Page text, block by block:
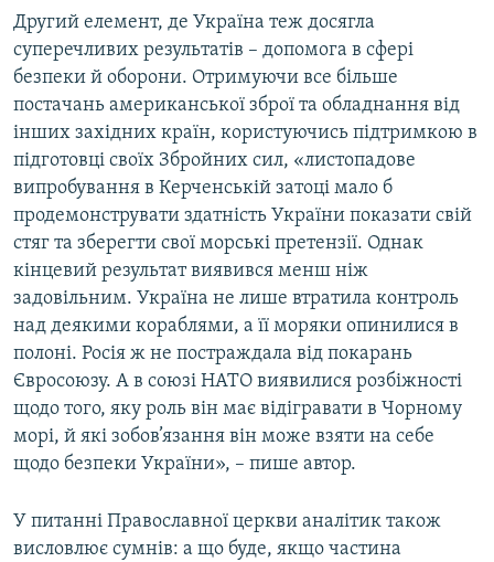
Другий елемент, де Україна теж досягла
суперечливих результатів – допомога в сфері
безпеки й оборони. Отримуючи все більше
постачань американської зброї та обладнання від
інших західних країн, користуючись підтримкою в
підготовці своїх Збройних сил, «листопадове
випробування в Керченській затоці мало б
продемонструвати здатність України показати свій
стяг та зберегти свої морські претензії. Однак
кінцевий результат виявився менш ніж
задовільним. Україна не лише втратила контроль
над деякими кораблями, а її моряки опинилися в
полоні. Росія ж не постраждала від покарань
Євросоюзу. А в союзі НАТО виявилися розбіжності
щодо того, яку роль він має відігравати в Чорному
морі, й які зобов’язання він може взяти на себе
щодо безпеки України», – пише автор.
У питанні Православної церкви аналітик також
висловлює сумнів: а що буде, якщо частина